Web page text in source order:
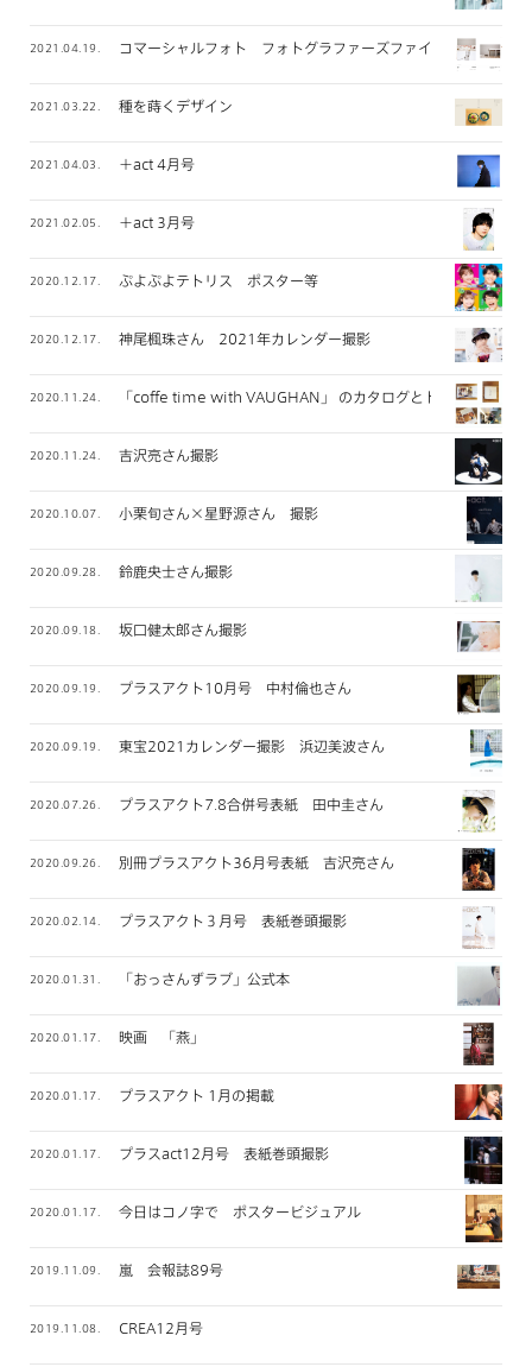
2021.04.19. コマーシャルフォト フォトグラファーズファイル 2021年
2021.03.22. 種を蒔くデザイン
2021.04.03. ＋act 4月号
2021.02.05. ＋act 3月号
2020.12.17. ぷよぷよテトリス ポスター等
2020.12.17. 神尾楓珠さん 2021年カレンダー撮影
2020.11.24. 「coffe time with VAUGHAN」 のカタログとトートバッグ
2020.11.24. 吉沢亮さん撮影
2020.10.07. 小栗旬さん×星野源さん 撮影
2020.09.28. 鈴鹿央士さん撮影
2020.09.18. 坂口健太郎さん撮影
2020.09.19. プラスアクト10月号 中村倫也さん
2020.09.19. 東宝2021カレンダー撮影 浜辺美波さん
2020.07.26. プラスアクト7.8合併号表紙 田中圭さん
2020.09.26. 別冊プラスアクト36月号表紙 吉沢亮さん
2020.02.14. プラスアクト３月号 表紙巻頭撮影
2020.01.31. 「おっさんずラブ」公式本
2020.01.17. 映画 「燕」
2020.01.17. プラスアクト 1月の掲載
2020.01.17. プラスact12月号 表紙巻頭撮影
2020.01.17. 今日はコノ字で ポスタービジュアル
2019.11.09. 嵐 会報誌89号
2019.11.08. CREA12月号